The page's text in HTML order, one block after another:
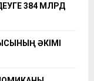
384 МЛРД
ӘКІМІ